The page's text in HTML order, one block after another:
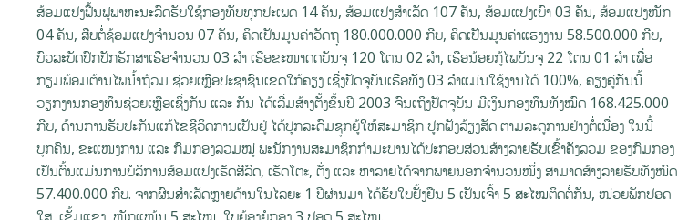
ສ້ອມແປງຟື້ນຟູພາຫະນະລົດຮັບໃຊ້ກອງທັບທຸກປະເພດ 14 ຄັນ, ສ້ອມແປງສໍາເລັດ 107 ຄັນ, ສ້ອມແປງເບົາ 03 ຄັນ, ສ້ອມແປງໜັກ
04 ຄັນ, ສືບຕໍ່ຊ້ອມແປງຈຳນວນ 07 ຄັນ, ຄິດເປັນມູນຄ່າວັດຖຸ 180.000.000 ກີບ, ຄິດເປັນມູນຄ່າແຮງງານ 58.500.000 ກີບ,
ບົວລະບັດປົກປັກຮັກສາເຮືອຈໍານວນ 03 ລໍາ ເຮືອຂະໜາດດບັນຈຸ 120 ໂຕນ 02 ລໍາ, ເຮືອນ້ອຍກູ້ໄພບັນຈຸ 22 ໂຕນ 01 ລໍາ ເພື່ອ
ກຽມພ້ອມຕ້ານໄພນໍ້າຖ້ວມ ຊ່ວຍເຫຼືອປະຊາຊົນເຂດໃກ້ຄຽງ ເຊີ່ງປັດຈຸບັນເຮືອທັງ 03 ລໍາແມ່ນໃຊ້ງານໄດ້ 100%, ຄຽງຄູ່ກັນນີ້
ວຽກງານກອງທຶນຊ່ວຍເຫຼືອເຊິ່ງກັນ ແລະ ກັນ ໄດ້ເລີ່ມສ້າງຕັ້ງຂຶ້ນປີ 2003 ຈົນເຖິງປັດຈຸບັນ ມີເງິນກອງທຶນທັງໝົດ 168.425.000
ກີບ, ດ້ານການຮັບປະກັນແກ້ໄຂຊີວິດການເປັນຢູ່ ໄດ້ປຸກລະດົມຊຸກຍູ້ໃຫ້ສະມາຊິກ ປູກຝັງລ້ຽງສັດ ຕາມລະດູການຢ່າງຕໍ່ເນື່ອງ ໃນນີ້
ບຸກຄົນ, ຂະແໜງການ ແລະ ກົມກອງລວມໝູ່ ພະນັກງານສະມາຊິກກໍາມະບານໄດ້ປະກອບສ່ວນສ້າງລາຍຮັບເຂົ້າຄັງລວມ ຂອງກົມກອງ
ເປັນຕົ້ນແມ່ນການບໍລິການສ້ອມແປງເຮັດສີລົດ, ເຮັດໂຕະ, ຕັ່ງ ແລະ ຫາລາຍໄດ້ຈາກພາຍນອກຈຳນວນໜຶ່ງ ສາມາດສ້າງລາຍຮັບທັງໝົດ
57.400.000 ກີບ. ຈາກຜົນສໍາເລັດຫຼາຍດ້ານໃນໄລຍະ 1 ປີຜ່ານມາ ໄດ້ຮັບໃບຢັ້ງຢືນ 5 ເປັນເຈົ້າ 5 ສະໄໝຕິດຕໍ່ກັນ, ໜ່ວຍພັກປອດ